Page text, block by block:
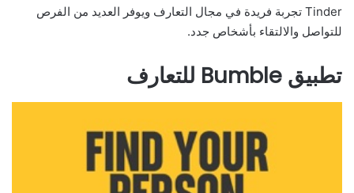
Tinder تجربة فريدة في مجال التعارف ويوفر العديد من الفرص
للتواصل والالتقاء بأشخاص جدد.
تطبيق Bumble للتعارف